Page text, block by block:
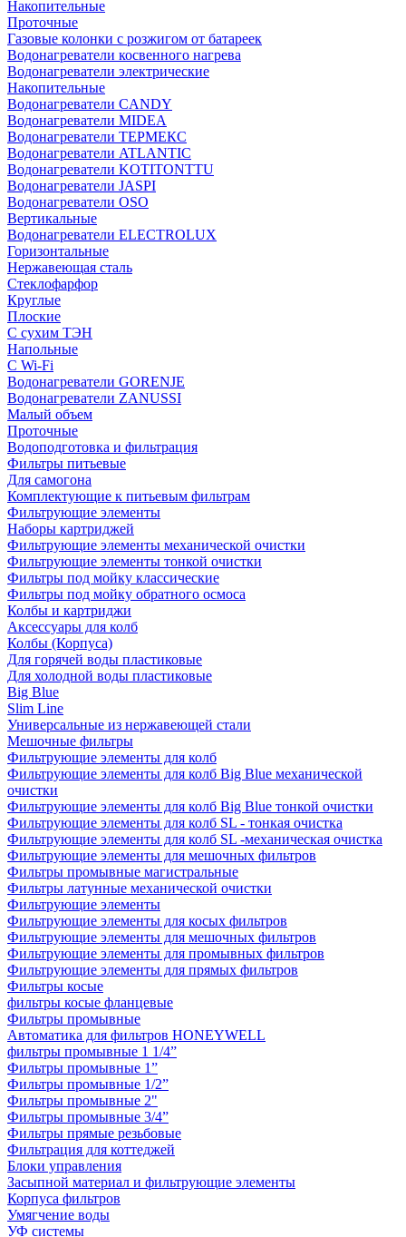
Накопительные
Проточные
Газовые колонки с розжигом от батареек
Водонагреватели косвенного нагрева
Водонагреватели электрические
Накопительные
Водонагреватели CANDY
Водонагреватели MIDEA
Водонагреватели ТЕРМЕКС
Водонагреватели ATLANTIC
Водонагреватели KOTITONTTU
Водонагреватели JASPI
Водонагреватели OSO
Вертикальные
Водонагреватели ELECTROLUX
Горизонтальные
Нержавеющая сталь
Стеклофарфор
Круглые
Плоские
С сухим ТЭН
Напольные
С Wi-Fi
Водонагреватели GORENJE
Водонагреватели ZANUSSI
Малый объем
Проточные
Водоподготовка и фильтрация
Фильтры питьевые
Для самогона
Комплектующие к питьевым фильтрам
Фильтрующие элементы
Наборы картриджей
Фильтрующие элементы механической очистки
Фильтрующие элементы тонкой очистки
Фильтры под мойку классические
Фильтры под мойку обратного осмоса
Колбы и картриджи
Аксессуары для колб
Колбы (Корпуса)
Для горячей воды пластиковые
Для холодной воды пластиковые
Big Blue
Slim Line
Универсальные из нержавеющей стали
Мешочные фильтры
Фильтрующие элементы для колб
Фильтрующие элементы для колб Big Blue механической
очистки
Фильтрующие элементы для колб Big Blue тонкой очистки
Фильтрующие элементы для колб SL - тонкая очистка
Фильтрующие элементы для колб SL -механическая очистка
Фильтрующие элементы для мешочных фильтров
Фильтры промывные магистральные
Фильтры латунные механической очистки
Фильтрующие элементы
Фильтрующие элементы для косых фильтров
Фильтрующие элементы для мешочных фильтров
Фильтрующие элементы для промывных фильтров
Фильтрующие элементы для прямых фильтров
Фильтры косые
фильтры косые фланцевые
Фильтры промывные
Автоматика для фильтров HONEYWELL
фильтры промывные 1 1/4”
Фильтры промывные 1”
Фильтры промывные 1/2”
Фильтры промывные 2"
Фильтры промывные 3/4”
Фильтры прямые резьбовые
Фильтрация для коттеджей
Блоки управления
Засыпной материал и фильтрующие элементы
Корпуса фильтров
Умягчение воды
УФ системы